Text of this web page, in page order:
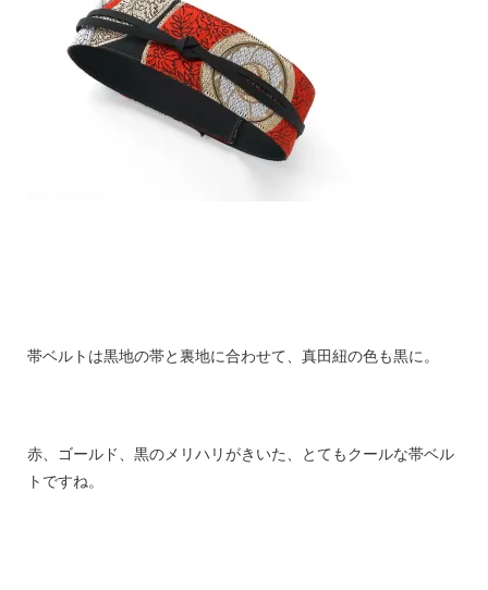
帯ベルトは黒地の帯と裏地に合わせて、真田紐の色も黒に。
赤、ゴールド、黒のメリハリがきいた、とてもクールな帯ベル
トですね。